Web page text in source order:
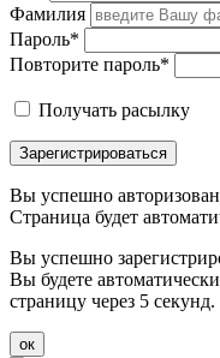
Фамилия
Пароль*
Повторите пароль*
Получать расылку
Зарегистрироваться
Вы успешно
Страница будет
Вы успешно
Вы будете
страницу через 5 секунд.
ок